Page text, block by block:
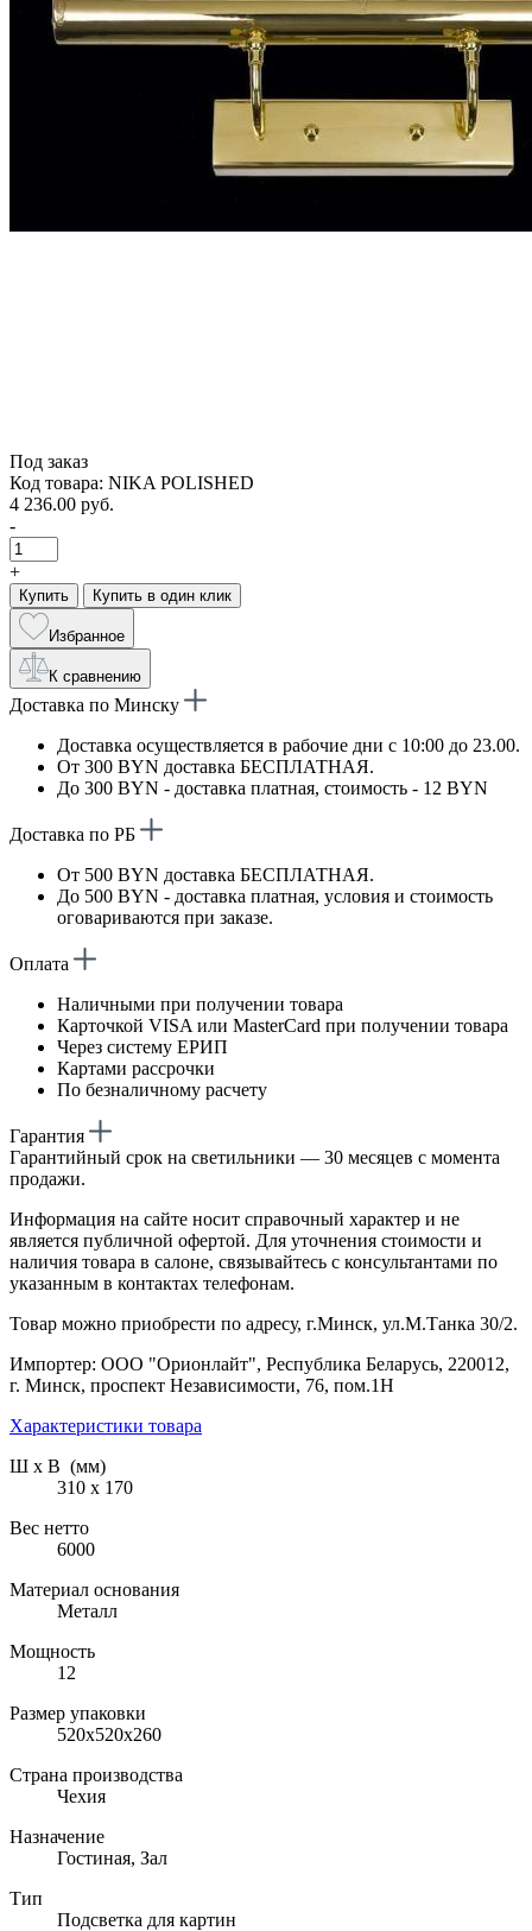
Под заказ
Код товара: NIKA POLISHED
4 236.00 руб.
-
+
Купить Купить в один клик
Избранное
К сравнению
Доставка по Минску
Доставка осуществляется в рабочие дни с 10:00 до 23.00.
От 300 BYN доставка БЕСПЛАТНАЯ.
До 300 BYN - доставка платная, стоимость - 12 BYN
Доставка по РБ
От 500 BYN доставка БЕСПЛАТНАЯ.
До 500 BYN - доставка платная, условия и стоимость
оговариваются при заказе.
Оплата
Наличными при получении товара
Карточкой VISA или MasterCard при получении товара
Через систему ЕРИП
Картами рассрочки
По безналичному расчету
Гарантия
Гарантийный срок на светильники — 30 месяцев с момента
продажи.
Информация на сайте носит справочный характер и не
является публичной офертой. Для уточнения стоимости и
наличия товара в салоне, связывайтесь с консультантами по
указанным в контактах телефонам.
Товар можно приобрести по адресу, г.Минск, ул.М.Танка 30/2.
Импортер: ООО "Орионлайт", Республика Беларусь, 220012,
г. Минск, проспект Независимости, 76, пом.1Н
Характеристики товара
Ш х В (мм)
310 х 170
Вес нетто
6000
Материал основания
Металл
Мощность
12
Размер упаковки
520x520x260
Страна производства
Чехия
Назначение
Гостиная, Зал
Тип
Подсветка для картин